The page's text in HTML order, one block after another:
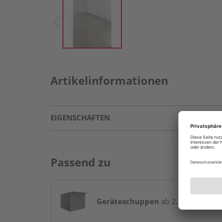
Artikelinformationen
EIGENSCHAFTEN
Passend zu
Geräteschuppen ab 2.299,00 € /